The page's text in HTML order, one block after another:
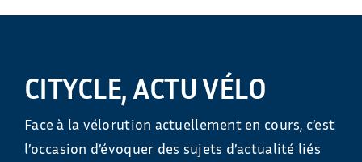
CITYCLE, ACTU VÉLO
Face à la vélorution actuellement en cours, c’est
l’occasion d’évoquer des sujets d’actualité liés